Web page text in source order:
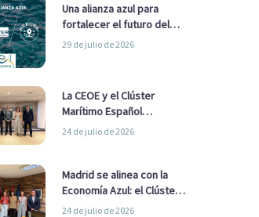
Una alianza azul para
fortalecer el futuro del
sector marítimo
29 de julio de 2026
La CEOE y el Clúster
Marítimo Español
refuerzan su alianza para
24 de julio de 2026
Madrid se alinea con la
Economía Azul: el Clúster
Marítimo Español y la Real
24 de julio de 2026